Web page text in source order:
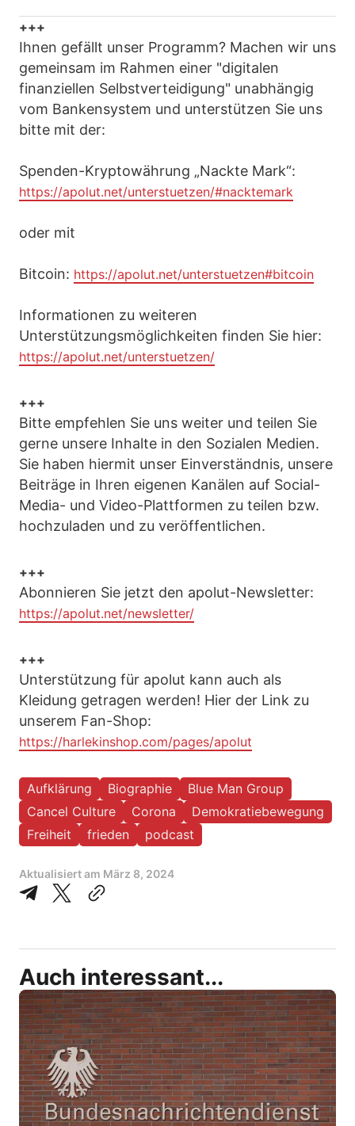
+++
Ihnen gefällt unser Programm? Machen wir uns
gemeinsam im Rahmen einer "digitalen
finanziellen Selbstverteidigung" unabhängig
vom Bankensystem und unterstützen Sie uns
bitte mit der:
Spenden-Kryptowährung „Nackte Mark“:
https://apolut.net/unterstuetzen/#nacktemark
oder mit
Bitcoin: https://apolut.net/unterstuetzen#bitcoin
Informationen zu weiteren
Unterstützungsmöglichkeiten finden Sie hier:
https://apolut.net/unterstuetzen/
+++
Bitte empfehlen Sie uns weiter und teilen Sie
gerne unsere Inhalte in den Sozialen Medien.
Sie haben hiermit unser Einverständnis, unsere
Beiträge in Ihren eigenen Kanälen auf Social-
Media- und Video-Plattformen zu teilen bzw.
hochzuladen und zu veröffentlichen.
+++
Abonnieren Sie jetzt den apolut-Newsletter:
https://apolut.net/newsletter/
+++
Unterstützung für apolut kann auch als
Kleidung getragen werden! Hier der Link zu
unserem Fan-Shop:
https://harlekinshop.com/pages/apolut
Aufklärung Biographie
Blue Man Group
Cancel Culture
Corona
Demokratiebewegung
Freiheit
frieden podcast
Aktualisiert am März 8, 2024
Auch interessant...